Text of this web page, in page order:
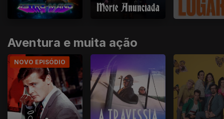
Aventura e muita ação
NOVO EPISÓDIO